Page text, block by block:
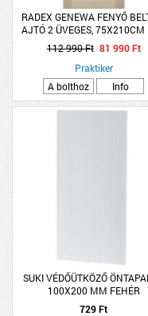
RADEX GENEWA FENYŐ
AJTÓ 2 ÜVEGES, 75X210CM
GERÉBTOKKAL
112 990 Ft 81 990 Ft
Praktiker
A bolthoz
Info
SUKI VÉDŐÜTKÖZŐ
100X200 MM FEHÉR
729 Ft